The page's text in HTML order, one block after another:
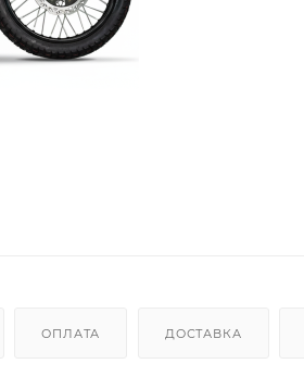
ОПЛАТА ДОСТАВКА